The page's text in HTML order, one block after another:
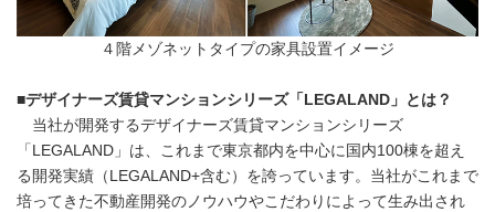
４階メゾネットタイプの家具設置イメージ
■デザイナーズ賃貸マンションシリーズ「 LEGALAND 」とは？
当社が開発するデザイナーズ賃貸マンションシリーズ
「LEGALAND」は、これまで東京都内を中心に国内100棟を超え
る開発実績（LEGALAND+含む）を誇っています。当社がこれまで
培ってきた不動産開発のノウハウやこだわりによって生み出され